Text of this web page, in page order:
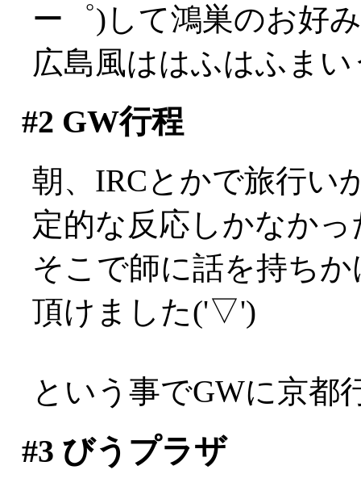
ー゜)して鴻巣のお好
広島風ははふはふま
#2 GW行程
朝、IRCとかで旅行い
定的な反応しかなか
そこで師に話を持ち
頂けました('▽')
という事でGWに京都
#3 びうプラザ